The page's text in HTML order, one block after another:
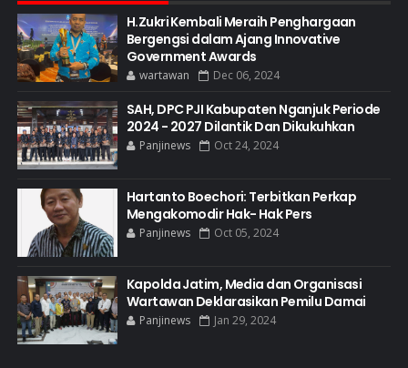
H.Zukri Kembali Meraih Penghargaan
Bergengsi dalam Ajang Innovative
Government Awards
wartawan Dec 06, 2024
SAH, DPC PJI Kabupaten Nganjuk Periode
2024 - 2027 Dilantik Dan Dikukuhkan
Panjinews Oct 24, 2024
Hartanto Boechori: Terbitkan Perkap
Mengakomodir Hak- Hak Pers
Panjinews Oct 05, 2024
Kapolda Jatim, Media dan Organisasi
Wartawan Deklarasikan Pemilu Damai
Panjinews Jan 29, 2024